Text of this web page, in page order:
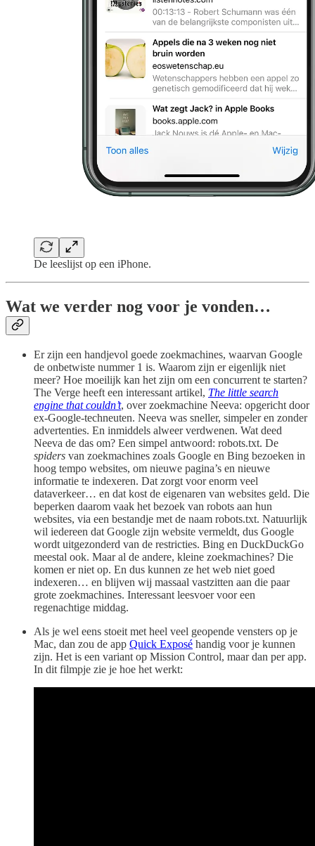
De leeslijst op een iPhone.
Wat we verder nog voor je vonden…
Er zijn een handjevol goede zoekmachines, waarvan Google
de onbetwiste nummer 1 is. Waarom zijn er eigenlijk niet
meer? Hoe moeilijk kan het zijn om een concurrent te starten?
The Verge heeft een interessant artikel, The little search
engine that couldn’t, over zoekmachine Neeva: opgericht door
ex-Google-techneuten. Neeva was sneller, simpeler en zonder
advertenties. En inmiddels alweer verdwenen. Wat deed
Neeva de das om? Een simpel antwoord: robots.txt. De
spiders van zoekmachines zoals Google en Bing bezoeken in
hoog tempo websites, om nieuwe pagina’s en nieuwe
informatie te indexeren. Dat zorgt voor enorm veel
dataverkeer… en dat kost de eigenaren van websites geld. Die
beperken daarom vaak het bezoek van robots aan hun
websites, via een bestandje met de naam robots.txt. Natuurlijk
wil iedereen dat Google zijn website vermeldt, dus Google
wordt uitgezonderd van de restricties. Bing en DuckDuckGo
meestal ook. Maar al de andere, kleine zoekmachines? Die
komen er niet op. En dus kunnen ze het web niet goed
indexeren… en blijven wij massaal vastzitten aan die paar
grote zoekmachines. Interessant leesvoer voor een
regenachtige middag.
Als je wel eens stoeit met heel veel geopende vensters op je
Mac, dan zou de app Quick Exposé handig voor je kunnen
zijn. Het is een variant op Mission Control, maar dan per app.
In dit filmpje zie je hoe het werkt: